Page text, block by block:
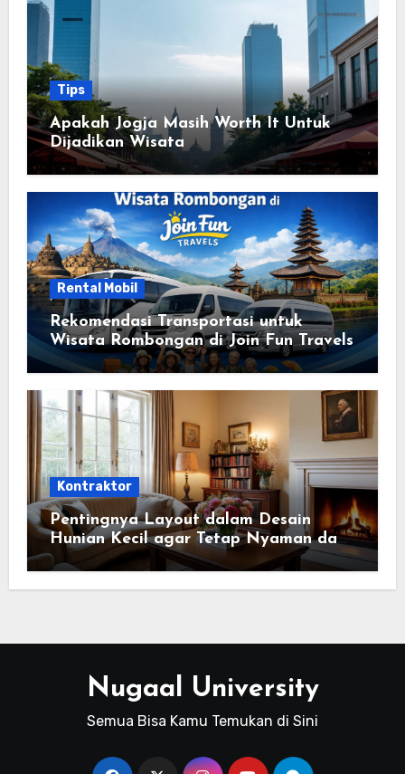
Tips
Apakah Jogja Masih Worth It Untuk
Dijadikan Wisata
Rental Mobil
Rekomendasi Transportasi untuk
Wisata Rombongan di Join Fun Travels
Kontraktor
Pentingnya Layout dalam Desain
Hunian Kecil agar Tetap Nyaman dan
Fungsional
Nugaal University
Semua Bisa Kamu Temukan di Sini